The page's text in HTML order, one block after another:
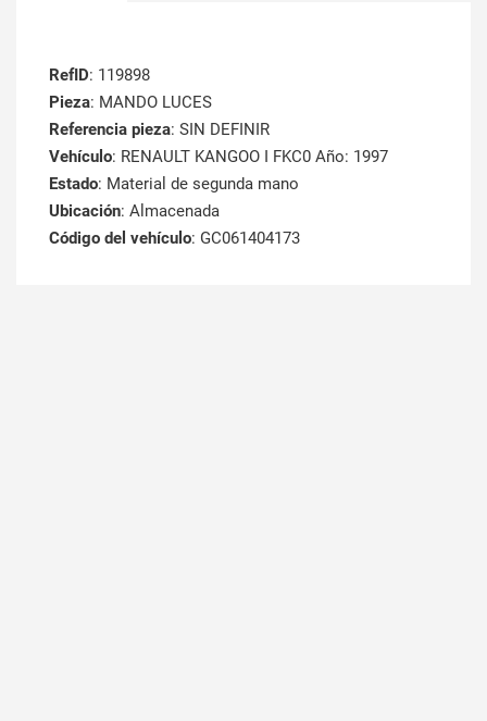
RefID: 119898
Pieza: MANDO LUCES
Referencia pieza: SIN DEFINIR
Vehículo: RENAULT KANGOO I FKC0 Año: 1997
Estado: Material de segunda mano
Ubicación: Almacenada
Código del vehículo: GC061404173